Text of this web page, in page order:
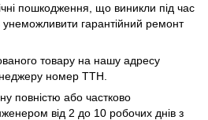
пошкодження, що виникли під час
гарантійний ремонт
товару на нашу адресу
номер ТТН.
повністю або частково
від 2 до 10 робочих днів з